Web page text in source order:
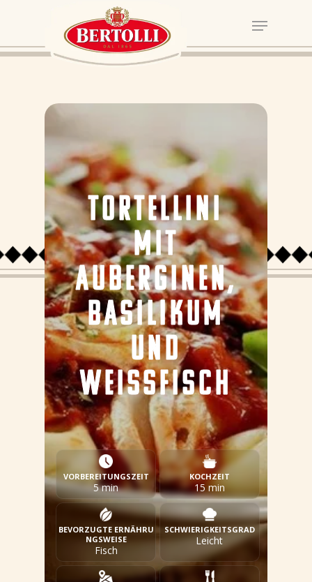
TORTELLINI
MIT
AUBERGINEN,
BASILIKUM
UND
WEISSFISCH
VORBEREITUNGSZEIT
5 min
KOCHZEIT
15 min
BEVORZUGTE ERNÄHRU
NGSWEISE
Fisch
SCHWIERIGKEITSGRAD
Leicht